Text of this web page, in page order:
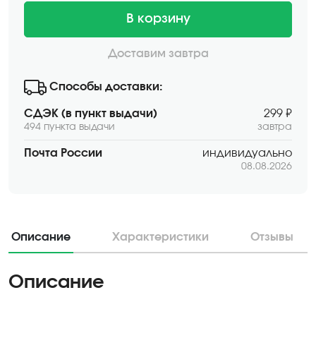
В корзину
Доставим завтра
Способы доставки:
СДЭК (в пункт выдачи)
494 пункта выдачи
299 ₽
завтра
Почта России индивидуально
08.08.2026
Описание Характеристики Отзывы
Описание